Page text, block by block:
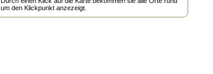
um den Klickpunkt anzezeigt.